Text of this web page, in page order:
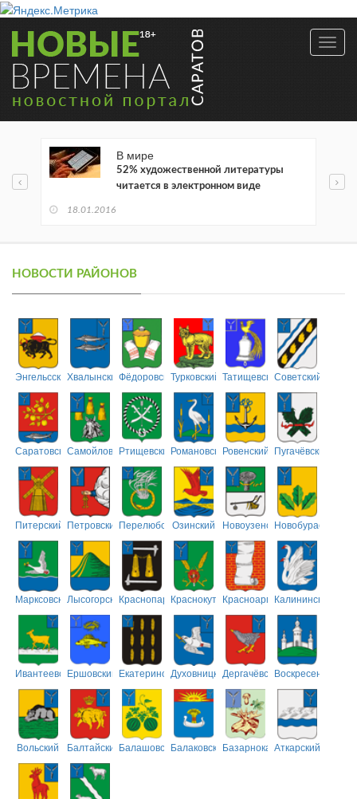
В мире
52% художественной литературы
читается в электронном виде
18.01.2016
НОВОСТИ РАЙОНОВ
ЭнгельсскийХвалынскийФёдоровскийТурковский ТатищевскийСоветский
СаратовскийСамойловскийРтищевскийРомановскийРовенский Пугачёвский
Питерский ПетровскийПерелюбскийОзинский НовоузенскийНовобурасский
МарксовскийЛысогорскийКраснопартизанский
КраснокутскийКрасноармейский
Калининский
ИвантеевскийЕршовский ЕкатериновскийДуховницкийДергачёвскийВоскресенский
Вольский БалтайскийБалашовскийБалаковскийБазарнокарабулакский
Аткарский